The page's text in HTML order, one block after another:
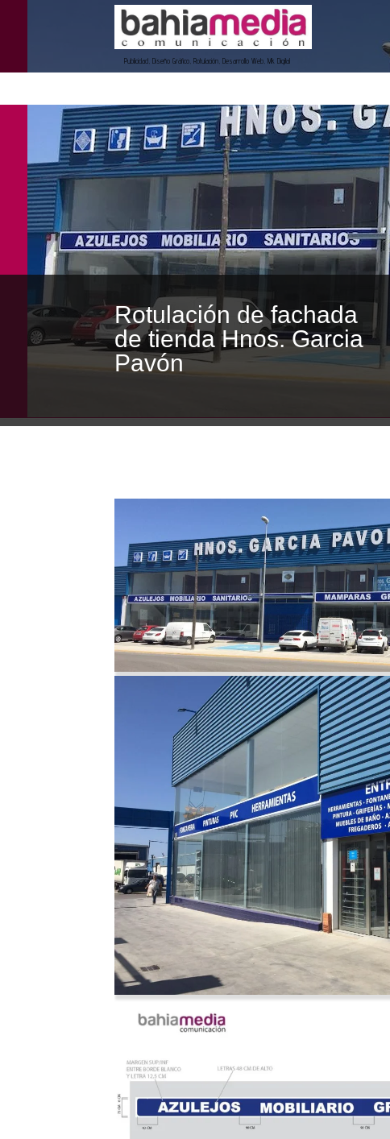
Publicidad, Diseño Gráfico, Rotulación, Desarrollo Web, Mk Digital
Rotulación de fachada
de tienda Hnos. Garcia
Pavón